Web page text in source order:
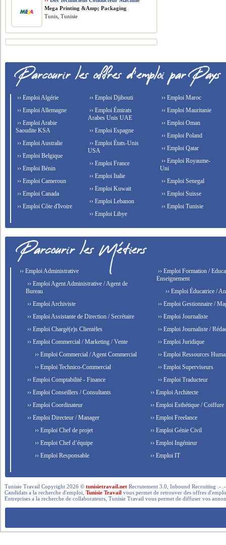
Mega Printing &Amp; Packaging
Tunis, Tunisie
›› Emploi Algérie
›› Emploi Allemagne
›› Emploi Arabie
Saoudite KSA
›› Emploi Australie
›› Emploi Belgique
›› Emploi Bénin
›› Emploi Cameroun
›› Emploi Canada
›› Emploi Côte d'Ivoire
›› Emploi Djibouti
›› Emploi Émirats
Arabes Unis UAE
›› Emploi Espagne
›› Emploi États-Unis
USA
›› Emploi France
›› Emploi Italie
›› Emploi Kuwait
›› Emploi Lebanon
›› Emploi Libye
›› Emploi Maroc
›› Emploi Mauritanie
›› Emploi Oman
›› Emploi Poland
›› Emploi Qatar
›› Emploi Royaume-
Uni
›› Emploi Senegal
›› Emploi Suisse
›› Emploi Tunisie
›› Emploi Administrative
›› Emploi Agent Administrative / Agent de
Bureau
›› Emploi Archiviste
›› Emploi Assistante de Direction / Secrétaire
›› Emploi Chargé(e)s Clientèles
›› Emploi Commercial / Marketing / Vente
›› Emploi Commercial / Agent Commercial
›› Emploi Technico-Commercial
›› Emploi Comptabilité - Finance
›› Emploi Conseillers / Consultants
›› Emploi Coordinateur
›› Emploi Directeur / Manager
›› Emploi Chef de projet
›› Emploi Chef d’équipe
›› Emploi Responsable
›› Emploi Formation /
Enseignement
›› Emploi Éducatrice /
›› Emploi Gestionnaire /
›› Emploi Journaliste
›› Emploi Journaliste /
›› Emploi Juridique
›› Emploi Ressources
›› Emploi Superviseurs
›› Emploi Traducteur
›› Emploi Architecte
›› Emploi Esthétique / Coiffure
›› Emploi Freelance
›› Emploi Génie Civil
›› Emploi Ingénieur
›› Emploi IT
Tunisie Travail Copyright 2026 ©tunisietravail.net Recrutement 3.0, Inbound Recruiting .-
Candidats a la recherche d'emploi,Tunisie Travail vous permet de retrouver des offres
Entreprises a la recherche de collaborateurs, Tunisie Travail vous permet de diffuser vos